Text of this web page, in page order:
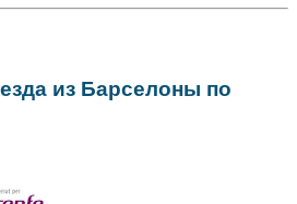
из Барселоны по